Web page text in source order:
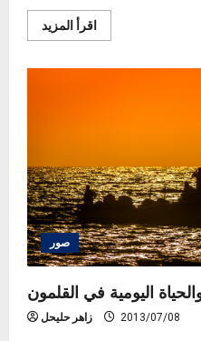
اقرأ المزيدRead
more
صور
اليومية في القلمون
زاهر حليحل 2013/07/08